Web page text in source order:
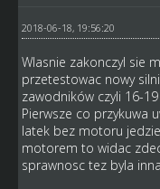
2018-06-18, 19:56:20
Wlasnie zakonczyl sie
przetestowac nowy
zawodników czyli 16-
Pierwsze co przykuwa
latek bez motoru
motorem to widac
sprawnosc tez byla inna.